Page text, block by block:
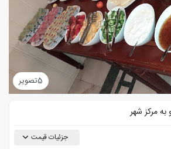
5تصویر
مرکز شهر
جزئیات قیمت